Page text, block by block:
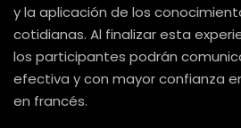
y la aplicación de los
cotidianas. Al finalizar esta
los participantes podrán
efectiva y con mayor confianza
en francés.